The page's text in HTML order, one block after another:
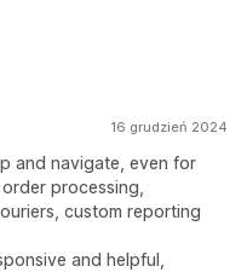
16 grudzień 2024
and navigate, even for
processing,
custom reporting
and helpful,